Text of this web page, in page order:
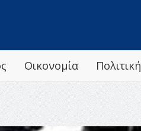
Οικονομία Πολιτική